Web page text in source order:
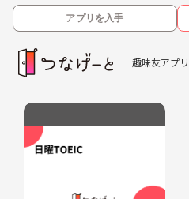
アプリを入手
趣味友アプリ